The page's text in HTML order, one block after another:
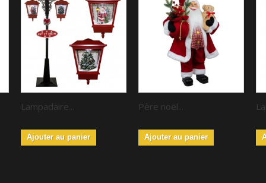
Lampadaire...
Ajouter au panier
Père noël...
Ajouter au panier